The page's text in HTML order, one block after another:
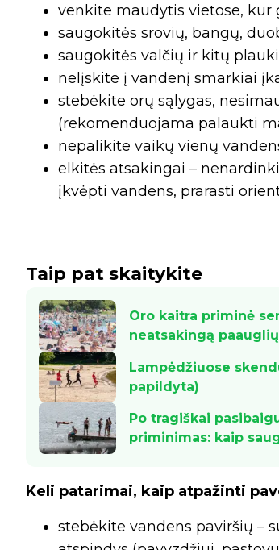
venkite maudytis vietose, kur
saugokitės srovių, bangų,
saugokitės valčių ir kitų
nelįskite į vandenį smarkiai
stebėkite orų sąlygas,
(rekomenduojama palaukti
nepalikite vaikų vienų
elkitės atsakingai –
įkvėpti vandens, prarasti
Taip pat skaitykite
Oro kaitra priminė
neatsakingą
Lampėdžiuose
papildyta)
Po tragiškai
priminimas: kaip
Keli patarimai, kaip atpažinti
stebėkite vandens paviršių –